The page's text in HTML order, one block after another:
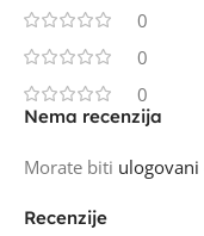
0
0
0
Recenzije
Nema recenzija
Morate biti ulogovani